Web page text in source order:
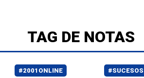
TAG DE NOTAS
#2001ONLINE #SUCESOS